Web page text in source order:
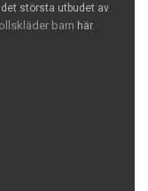
största utbudet av
barn här.